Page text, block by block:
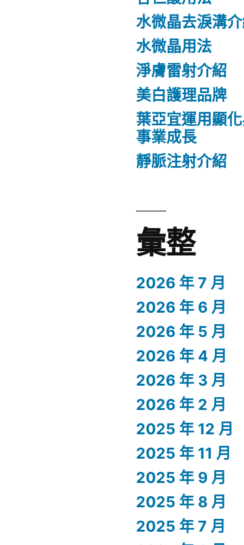
水微晶去淚溝
水微晶用法
淨膚雷射介紹
美白護理品牌
葉亞宜運用顯
事業成長
靜脈注射介紹
彙整
2026 年 7 月
2026 年 6 月
2026 年 5 月
2026 年 4 月
2026 年 3 月
2026 年 2 月
2025 年 12 月
2025 年 11 月
2025 年 9 月
2025 年 8 月
2025 年 7 月